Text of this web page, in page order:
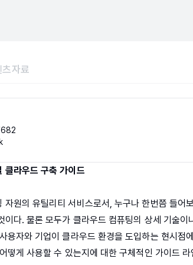
자료
클라우드 구축 가이드
원의 유틸리티 서비스로서, 누구나 한번쯤 들어
다. 물론 모두가 클라우드 컴퓨팅의 상세 기술이
용자와 기업이 클라우드 환경을 도입하는 현시점
떻게 사용할 수 있는지에 대한 구체적인 가이드